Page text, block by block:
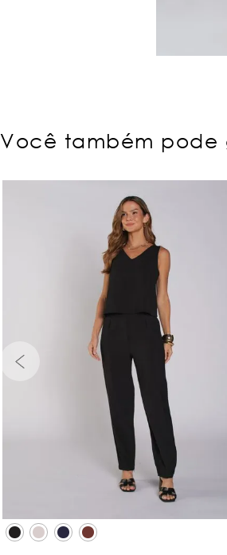
Você também pode
G
ADICIONAR À SACOLA